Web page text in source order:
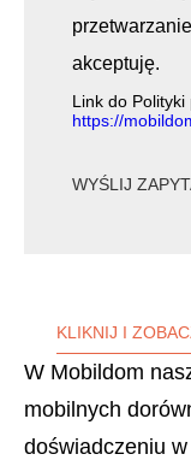
akceptuję.
Link do
https://
WYŚLIJ
KLIKNIJ I
W Mobildom
mobilnych
doświadczeniu